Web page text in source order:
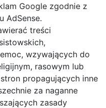
Google zgodnie z
AdSense.
treści
wzywających do
rasowym lub
propagujących inne
za naganne
zasady